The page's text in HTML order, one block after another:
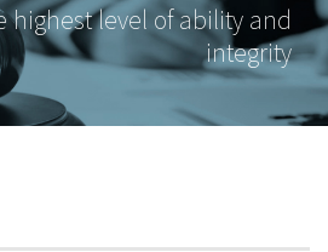
highest level of ability and
integrity